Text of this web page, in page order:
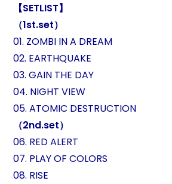
【SETLIST】
（1st.set）
01. ZOMBI IN A DREAM
02. EARTHQUAKE
03. GAIN THE DAY
04. NIGHT VIEW
05. ATOMIC DESTRUCTION
（2nd.set）
06. RED ALERT
07. PLAY OF COLORS
08. RISE